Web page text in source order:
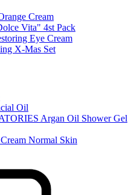
Cream
Vita" 4st Pack
Eye Cream
X-Mas Set
Oil
Argan Oil Shower Gel
Normal Skin